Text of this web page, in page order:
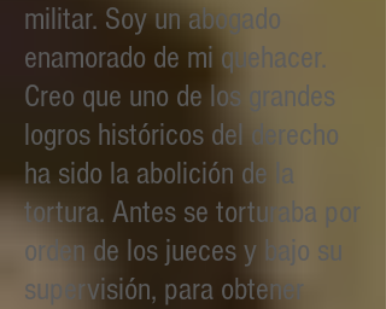
militar. Soy un abogado
enamorado de mi quehacer.
Creo que uno de los grandes
logros históricos del derecho
ha sido la abolición de la
tortura. Antes se torturaba por
orden de los jueces y bajo su
supervisión, para obtener